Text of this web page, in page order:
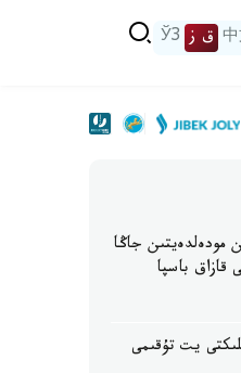
ق ز ЎЗ
مودەلدەيتىن جاڭا
باسپا
يت تۇقىمى